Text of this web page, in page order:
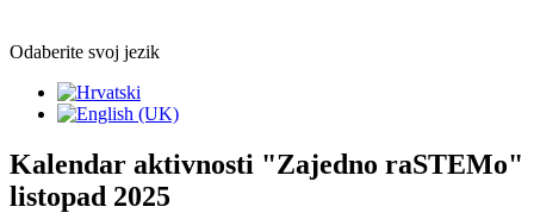
Odaberite svoj jezik
Kalendar aktivnosti "Zajedno raSTEMo"
listopad 2025